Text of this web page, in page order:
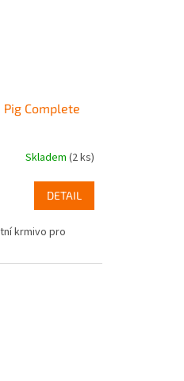
Complete
Skladem (2 ks)
DETAIL
krmivo pro